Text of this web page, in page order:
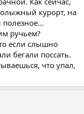
курорт, на
ручьем?
если слышно
бегали поссать.
что упал,